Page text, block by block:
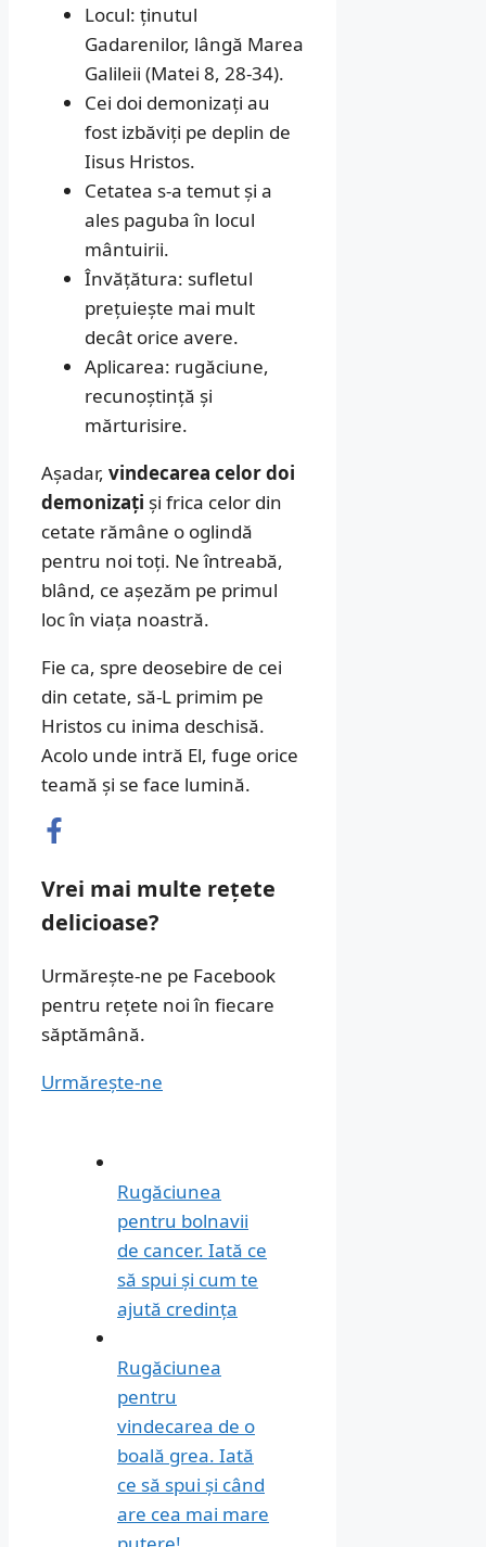
Locul: ținutul
Gadarenilor, lângă Marea
Galileii (Matei 8, 28-34).
Cei doi demonizați au
fost izbăviți pe deplin de
Iisus Hristos.
Cetatea s-a temut și a
ales paguba în locul
mântuirii.
Învățătura: sufletul
prețuiește mai mult
decât orice avere.
Aplicarea: rugăciune,
recunoștință și
mărturisire.
Așadar, vindecarea celor doi
demonizați și frica celor din
cetate rămâne o oglindă
pentru noi toți. Ne întreabă,
blând, ce așezăm pe primul
loc în viața noastră.
Fie ca, spre deosebire de cei
din cetate, să-L primim pe
Hristos cu inima deschisă.
Acolo unde intră El, fuge orice
teamă și se face lumină.
Vrei mai multe rețete
delicioase?
Urmărește-ne pe Facebook
pentru rețete noi în fiecare
săptămână.
Urmărește-ne
Rugăciunea
pentru bolnavii
de cancer. Iată ce
să spui și cum te
ajută credința
Rugăciunea
pentru
vindecarea de o
boală grea. Iată
ce să spui și când
are cea mai mare